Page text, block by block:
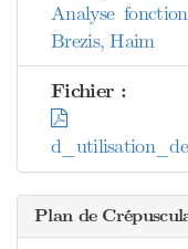
Analyse
Brezis, Haim
Fichier :
Plan de